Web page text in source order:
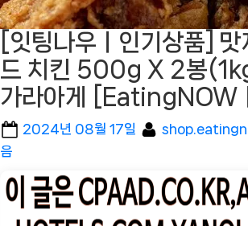
[잇팅나우ㅣ인기상품] 맛
드 치킨 500g X 2봉
가라아게 [EatingNOW
Posted
2024년 08월 17일 By
음